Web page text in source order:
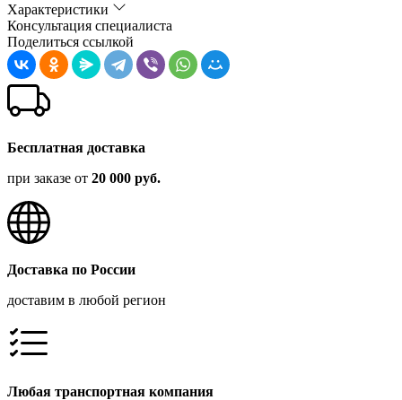
Характеристики
Консультация специалиста
Поделиться ссылкой
Бесплатная доставка
при заказе от 20 000 руб.
Доставка по России
доставим в любой регион
Любая транспортная компания